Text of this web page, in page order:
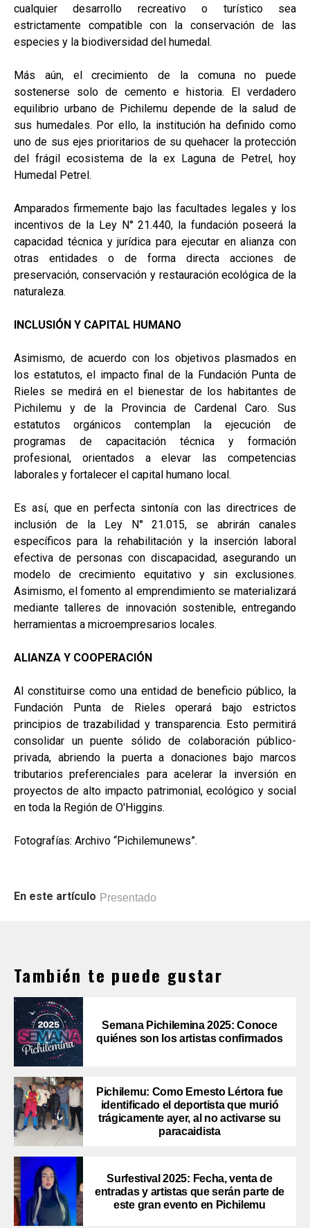
cualquier desarrollo recreativo o turístico sea
estrictamente compatible con la conservación de las
especies y la biodiversidad del humedal.
Más aún, el crecimiento de la comuna no puede
sostenerse solo de cemento e historia. El verdadero
equilibrio urbano de Pichilemu depende de la salud de
sus humedales. Por ello, la institución ha definido como
uno de sus ejes prioritarios de su quehacer la protección
del frágil ecosistema de la ex Laguna de Petrel, hoy
Humedal Petrel.
Amparados firmemente bajo las facultades legales y los
incentivos de la Ley N° 21.440, la fundación poseerá la
capacidad técnica y jurídica para ejecutar en alianza con
otras entidades o de forma directa acciones de
preservación, conservación y restauración ecológica de la
naturaleza.
INCLUSIÓN Y CAPITAL HUMANO
Asimismo, de acuerdo con los objetivos plasmados en
los estatutos, el impacto final de la Fundación Punta de
Rieles se medirá en el bienestar de los habitantes de
Pichilemu y de la Provincia de Cardenal Caro. Sus
estatutos orgánicos contemplan la ejecución de
programas de capacitación técnica y formación
profesional, orientados a elevar las competencias
laborales y fortalecer el capital humano local.
Es así, que en perfecta sintonía con las directrices de
inclusión de la Ley N° 21.015, se abrirán canales
específicos para la rehabilitación y la inserción laboral
efectiva de personas con discapacidad, asegurando un
modelo de crecimiento equitativo y sin exclusiones.
Asimismo, el fomento al emprendimiento se materializará
mediante talleres de innovación sostenible, entregando
herramientas a microempresarios locales.
ALIANZA Y COOPERACIÓN
Al constituirse como una entidad de beneficio público, la
Fundación Punta de Rieles operará bajo estrictos
principios de trazabilidad y transparencia. Esto permitirá
consolidar un puente sólido de colaboración público-
privada, abriendo la puerta a donaciones bajo marcos
tributarios preferenciales para acelerar la inversión en
proyectos de alto impacto patrimonial, ecológico y social
en toda la Región de O'Higgins.
Fotografías: Archivo “Pichilemunews”.
En este artículo Presentado
También te puede gustar
Semana Pichilemina 2025: Conoce
quiénes son los artistas confirmados
Pichilemu: Como Ernesto Lértora fue
identificado el deportista que murió
trágicamente ayer, al no activarse su
paracaidista
Surfestival 2025: Fecha, venta de
entradas y artistas que serán parte de
este gran evento en Pichilemu